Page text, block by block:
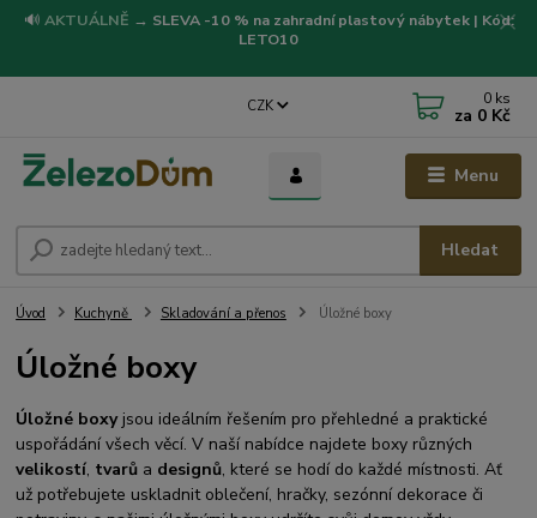
🔊 AKTUÁLNĚ → SLEVA -10 % na zahradní plastový nábytek | Kód:
LETO10
Menu
CZK
Hledat
0 ks
za 0 Kč
Úvod Kuchyně Skladování a přenos Úložné boxy
Úložné boxy
Úložné boxyjsou ideálním řešením pro přehledné a praktické
uspořádání všech věcí. V naší nabídce najdete boxy různých
velikostí, tvarů a designů, které se hodí do každé místnosti. Ať
už potřebujete uskladnit oblečení, hračky, sezónní dekorace či